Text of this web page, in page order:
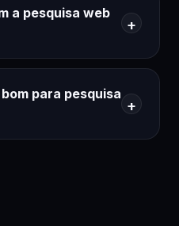
a pesquisa web
para pesquisa